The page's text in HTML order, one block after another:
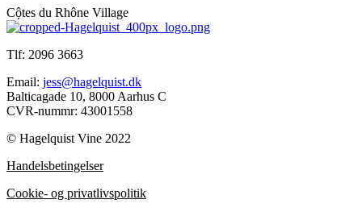
Cộtes du Rhône Village
Tlf: 2096 3663
Email: jess@hagelquist.dk
Balticagade 10, 8000 Aarhus C
CVR-nummr: 43001558
© Hagelquist Vine 2022
Handelsbetingelser
Cookie- og privatlivspolitik